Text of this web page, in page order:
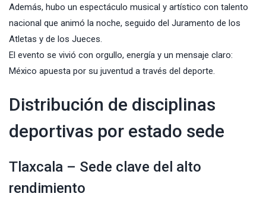
Además, hubo un espectáculo musical y artístico con talento
nacional que animó la noche, seguido del Juramento de los
Atletas y de los Jueces.
El evento se vivió con orgullo, energía y un mensaje claro:
México apuesta por su juventud a través del deporte.
Distribución de disciplinas
deportivas por estado sede
Tlaxcala – Sede clave del alto
rendimiento